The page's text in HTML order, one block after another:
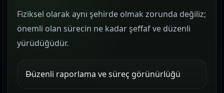
Fiziksel olarak aynı şehirde olmak zorunda değiliz;
önemli olan sürecin ne kadar şeffaf ve düzenli
yürüdüğüdür.
Düzenli raporlama ve süreç görünürlüğü